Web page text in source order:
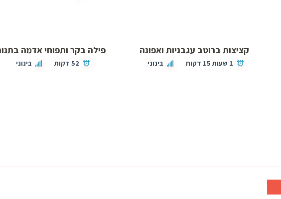
קציצות ברוטב עגבניות ואפונה
1 שעות 15 דקות בינוני
פילה בקר ותפוחי אדמה
52 דקות בינוני